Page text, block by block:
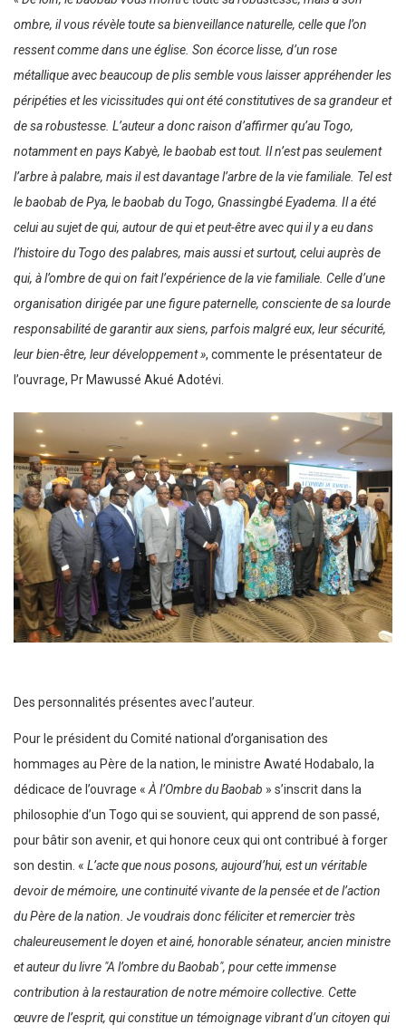
ombre, il vous révèle toute sa bienveillance naturelle, celle que l’on
ressent comme dans une église. Son écorce lisse, d’un rose
métallique avec beaucoup de plis semble vous laisser appréhender les
péripéties et les vicissitudes qui ont été constitutives de sa grandeur et
de sa robustesse. L’auteur a donc raison d’affirmer qu’au Togo,
notamment en pays Kabyè, le baobab est tout. Il n’est pas seulement
l’arbre à palabre, mais il est davantage l’arbre de la vie familiale. Tel est
le baobab de Pya, le baobab du Togo, Gnassingbé Eyadema. Il a été
celui au sujet de qui, autour de qui et peut-être avec qui il y a eu dans
l’histoire du Togo des palabres, mais aussi et surtout, celui auprès de
qui, à l’ombre de qui on fait l’expérience de la vie familiale. Celle d’une
organisation dirigée par une figure paternelle, consciente de sa lourde
responsabilité de garantir aux siens, parfois malgré eux, leur sécurité,
leur bien-être, leur développement », commente le présentateur de
l’ouvrage, Pr Mawussé Akué Adotévi.
Des personnalités présentes avec l’auteur.
Pour le président du Comité national d’organisation des
hommages au Père de la nation, le ministre Awaté Hodabalo, la
dédicace de l’ouvrage « À l’Ombre du Baobab » s’inscrit dans la
philosophie d’un Togo qui se souvient, qui apprend de son passé,
pour bâtir son avenir, et qui honore ceux qui ont contribué à forger
son destin. « L’acte que nous posons, aujourd’hui, est un véritable
devoir de mémoire, une continuité vivante de la pensée et de l’action
du Père de la nation. Je voudrais donc féliciter et remercier très
chaleureusement le doyen et ainé, honorable sénateur, ancien ministre
et auteur du livre ″A l’ombre du Baobab″, pour cette immense
contribution à la restauration de notre mémoire collective. Cette
œuvre de l’esprit, qui constitue un témoignage vibrant d’un citoyen qui